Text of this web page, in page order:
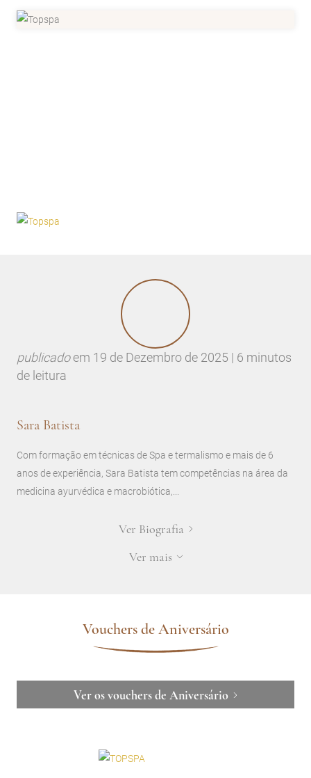
publicadoem 19 de Dezembro de 2025 | 6 minutos
de leitura
Sara Batista
Com formação em técnicas de Spa e termalismo e mais de 6
anos de experiência, Sara Batista tem competências na área da
medicina ayurvédica e macrobiótica,...
Ver Biografia
Ver mais
Vouchers de Aniversário
Ver os vouchers de Aniversário